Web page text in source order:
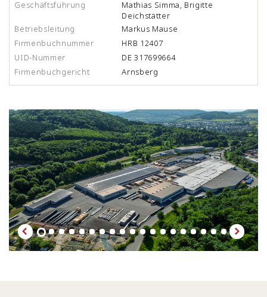
Geschäftsführung
Mathias Simma, Brigitte
Deichstätter
Betriebsleitung
Markus Mause
Firmenbuchnummer
HRB 12407
UID-Nummer
DE 317699664
Firmenbuchgericht
Arnsberg